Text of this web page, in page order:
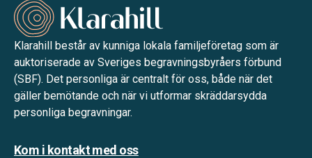
Klarahill består av kunniga lokala familjeföretag som är
auktoriserade av Sveriges begravningsbyråers förbund
(SBF). Det personliga är centralt för oss, både när det
gäller bemötande och när vi utformar skräddarsydda
personliga begravningar.
Kom i kontakt med oss